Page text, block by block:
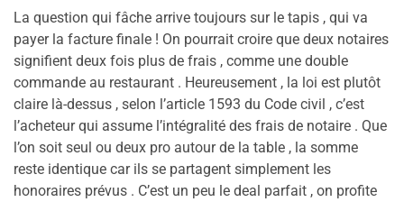
La question qui fâche arrive toujours sur le tapis , qui va
payer la facture finale ! On pourrait croire que deux notaires
signifient deux fois plus de frais , comme une double
commande au restaurant . Heureusement , la loi est plutôt
claire là-dessus , selon l’article 1593 du Code civil , c’est
l’acheteur qui assume l’intégralité des frais de notaire . Que
l’on soit seul ou deux pro autour de la table , la somme
reste identique car ils se partagent simplement les
honoraires prévus . C’est un peu le deal parfait , on profite